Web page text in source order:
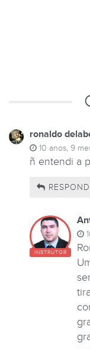
ronaldo
10 anos, 9
ñ entendi a
INSTRUTOR